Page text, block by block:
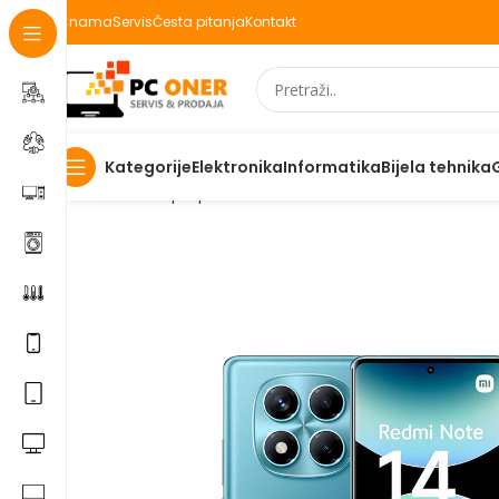
O namaServisČesta pitanjaKontakt
KategorijeElektronikaInformatikaBijela tehnika
Početna